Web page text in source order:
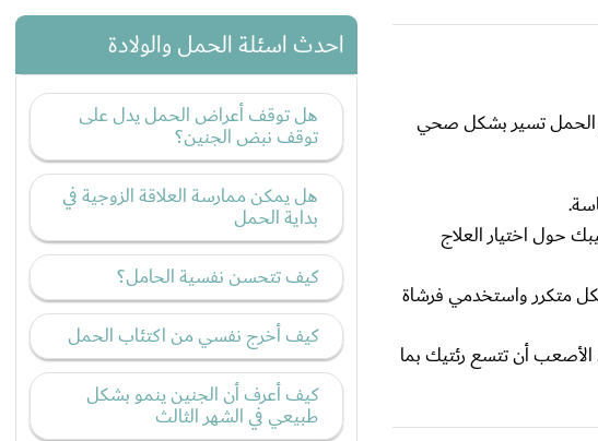
الحمل تسير بشكل صحي
حول اختيار العلاج
متكرر واستخدمي فرشاة
أن تتسع رئتيك بما
احدث اسئلة الحمل والولادة
هل توقف أعراض الحمل يدل على
توقف نبض الجنين؟
هل يمكن ممارسة العلاقة الزوجية في
بداية الحمل
كيف تتحسن نفسية الحامل؟
كيف أخرج نفسي من اكتئاب الحمل
كيف أعرف أن الجنين ينمو بشكل
طبيعي في الشهر الثالث